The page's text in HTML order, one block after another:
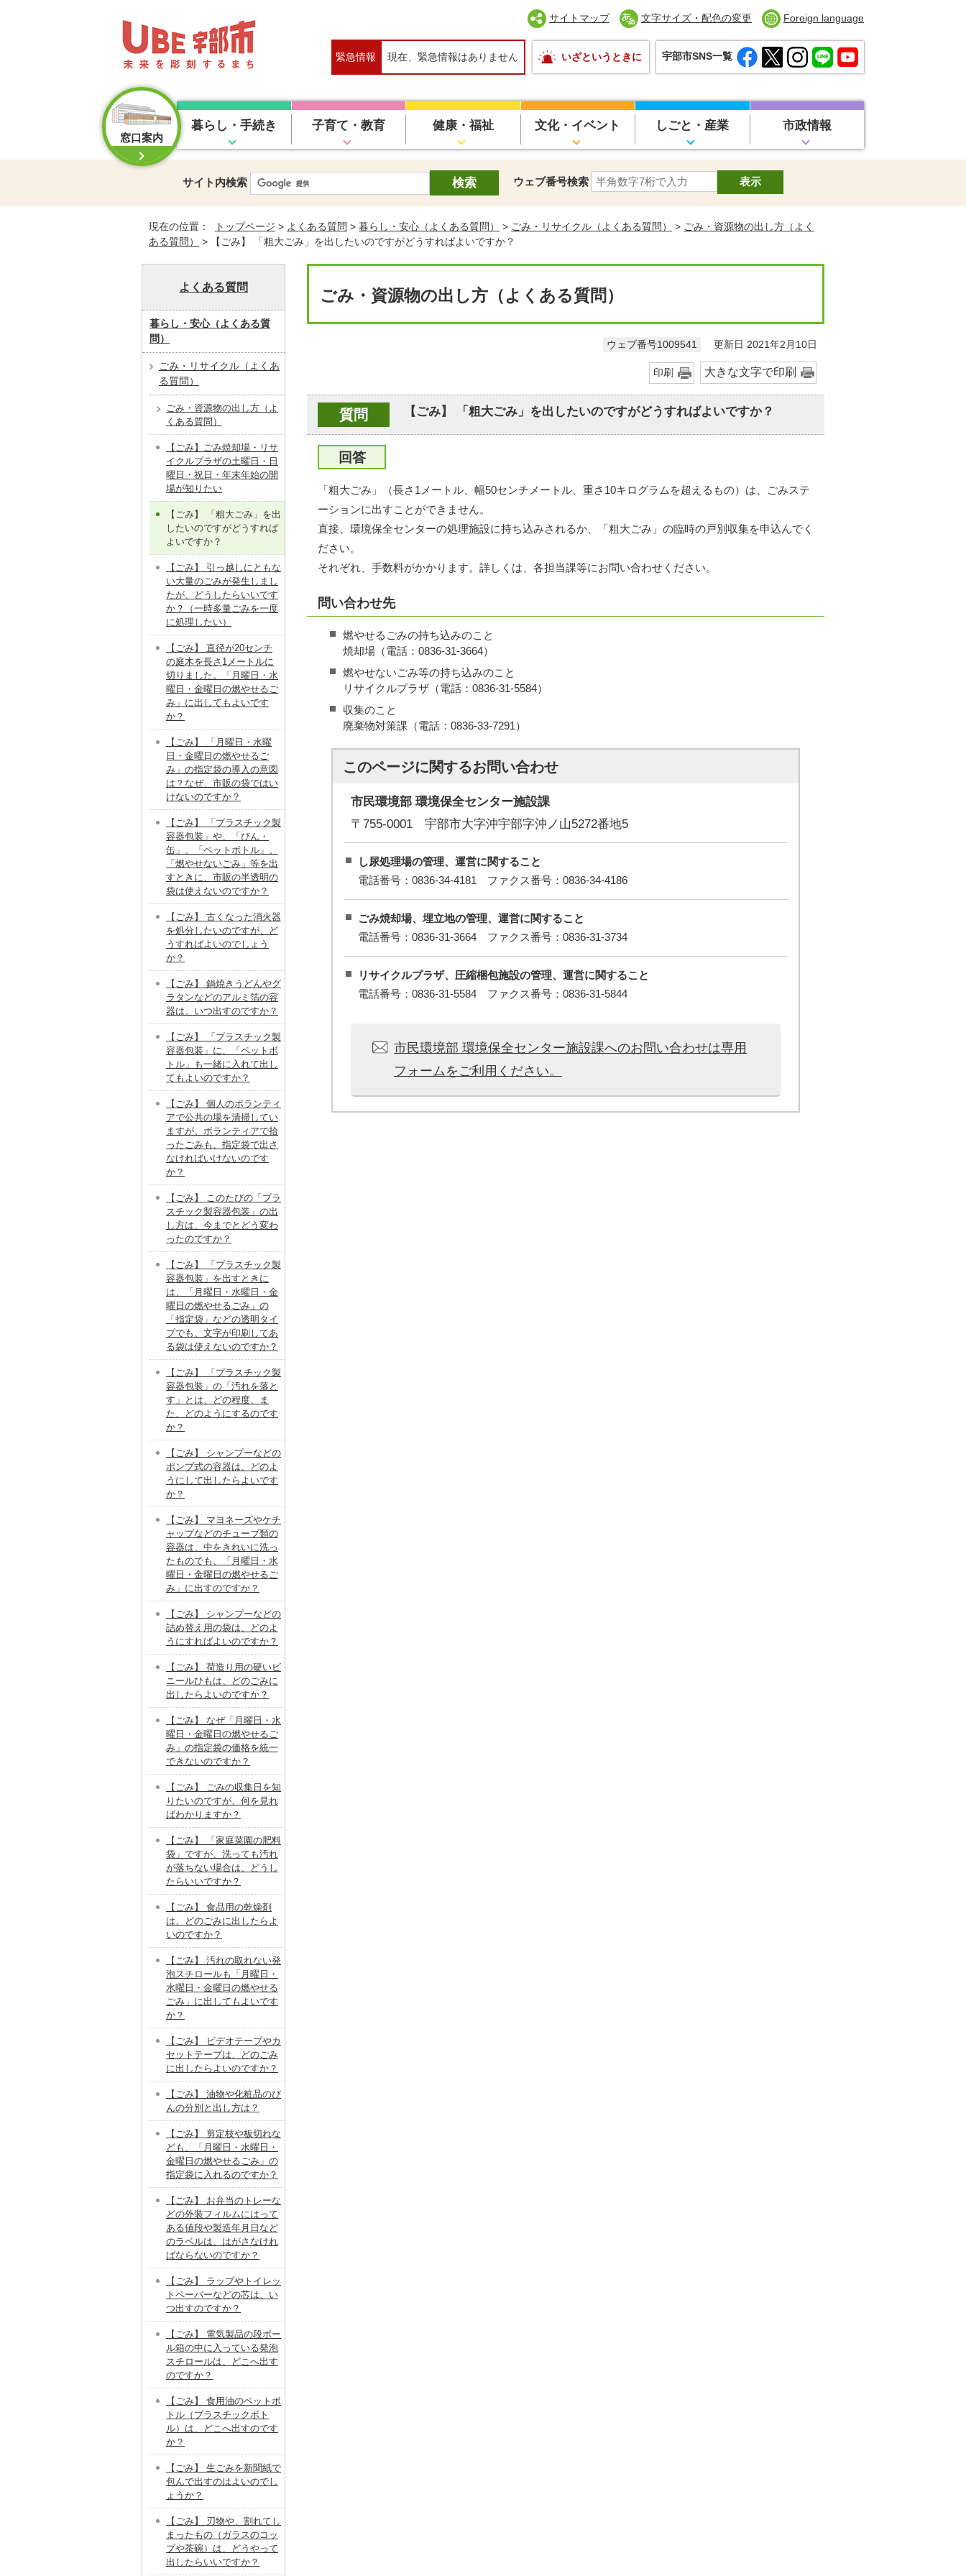
サイトマップ 文字サイズ・配色の変更 Foreign language
緊急情報 現在、緊急情報はありません いざというときに 宇部市SNS一覧
窓口案内
暮らし・手続き 子育て・教育 健康・福祉 文化・イベント しごと・産業 市政情報
サイト内検索 ウェブ番号検索
現在の位置： トップページ > よくある質問 > 暮らし・安心（よくある質問） > ごみ・リサイクル（よくある質問） > ごみ・資源物の出し方（よく
ある質問）
> 【ごみ】 「粗大ごみ」を出したいのですがどうすればよいですか？
ごみ・資源物の出し方（よくある質問）
ウェブ番号1009541 更新日 2021年2月10日
印刷 大きな文字で印刷
質問 【ごみ】 「粗大ごみ」を出したいのですがどうすればよいですか？
回答
「粗大ごみ」（長さ1メートル、幅50センチメートル、重さ10キログラムを超えるもの）は、ごみステ
ーションに出すことができません。
直接、環境保全センターの処理施設に持ち込みされるか、「粗大ごみ」の臨時の戸別収集を申込んでく
ださい。
それぞれ、手数料がかかります。詳しくは、各担当課等にお問い合わせください。
問い合わせ先
燃やせるごみの持ち込みのこと
焼却場（電話：0836-31-3664）
燃やせないごみ等の持ち込みのこと
リサイクルプラザ（電話：0836-31-5584）
収集のこと
廃棄物対策課（電話：0836-33-7291）
このページに関するお問い合わせ
市民環境部 環境保全センター施設課
〒755-0001 宇部市大字沖宇部字沖ノ山5272番地5
し尿処理場の管理、運営に関すること
電話番号：0836-34-4181 ファクス番号：0836-34-4186
ごみ焼却場、埋立地の管理、運営に関すること
電話番号：0836-31-3664 ファクス番号：0836-31-3734
リサイクルプラザ、圧縮梱包施設の管理、運営に関すること
電話番号：0836-31-5584 ファクス番号：0836-31-5844
市民環境部 環境保全センター施設課へのお問い合わせは専用
フォームをご利用ください。
よくある質問
暮らし・安心（よくある質
問）
ごみ・リサイクル（よくあ
る質問）
ごみ・資源物の出し方（よ
くある質問）
【ごみ】ごみ焼却場・リサ
イクルプラザの土曜日・日
曜日・祝日・年末年始の開
場が知りたい
【ごみ】 「粗大ごみ」を出
したいのですがどうすれば
よいですか？
【ごみ】 引っ越しにともな
い大量のごみが発生しまし
たが、どうしたらいいです
か？（一時多量ごみを一度
に処理したい）
【ごみ】 直径が20センチ
の庭木を長さ1メートルに
切りました。「月曜日・水
曜日・金曜日の燃やせるご
み」に出してもよいです
か？
【ごみ】 「月曜日・水曜
日・金曜日の燃やせるご
み」の指定袋の導入の意図
は？なぜ、市販の袋ではい
けないのですか？
【ごみ】 「プラスチック製
容器包装」や、「びん・
缶」、「ペットボトル」、
「燃やせないごみ」等を出
すときに、市販の半透明の
袋は使えないのですか？
【ごみ】 古くなった消火器
を処分したいのですが、ど
うすればよいのでしょう
か？
【ごみ】 鍋焼きうどんやグ
ラタンなどのアルミ箔の容
器は、いつ出すのですか？
【ごみ】 「プラスチック製
容器包装」に、「ペットボ
トル」も一緒に入れて出し
てもよいのですか？
【ごみ】 個人のボランティ
アで公共の場を清掃してい
ますが、ボランティアで拾
ったごみも、指定袋で出さ
なければいけないのです
か？
【ごみ】 このたびの「プラ
スチック製容器包装」の出
し方は、今までとどう変わ
ったのですか？
【ごみ】 「プラスチック製
容器包装」を出すときに
は、「月曜日・水曜日・金
曜日の燃やせるごみ」の
「指定袋」などの透明タイ
プでも、文字が印刷してあ
る袋は使えないのですか？
【ごみ】 「プラスチック製
容器包装」の「汚れを落と
す」とは、どの程度、ま
た、どのようにするのです
か？
【ごみ】 シャンプーなどの
ポンプ式の容器は、どのよ
うにして出したらよいです
か？
【ごみ】 マヨネーズやケチ
ャップなどのチューブ類の
容器は、中をきれいに洗っ
たものでも、「月曜日・水
曜日・金曜日の燃やせるご
み」に出すのですか？
【ごみ】 シャンプーなどの
詰め替え用の袋は、どのよ
うにすればよいのですか？
【ごみ】 荷造り用の硬いビ
ニールひもは、どのごみに
出したらよいのですか？
【ごみ】 なぜ「月曜日・水
曜日・金曜日の燃やせるご
み」の指定袋の価格を統一
できないのですか？
【ごみ】 ごみの収集日を知
りたいのですが、何を見れ
ばわかりますか？
【ごみ】 「家庭菜園の肥料
袋」ですが、洗っても汚れ
が落ちない場合は、どうし
たらいいですか？
【ごみ】 食品用の乾燥剤
は、どのごみに出したらよ
いのですか？
【ごみ】 汚れの取れない発
泡スチロールも「月曜日・
水曜日・金曜日の燃やせる
ごみ」に出してもよいです
か？
【ごみ】 ビデオテープやカ
セットテープは、どのごみ
に出したらよいのですか？
【ごみ】 油物や化粧品のび
んの分別と出し方は？
【ごみ】 剪定枝や板切れな
ども、「月曜日・水曜日・
金曜日の燃やせるごみ」の
指定袋に入れるのですか？
【ごみ】 お弁当のトレーな
どの外装フィルムにはって
ある値段や製造年月日など
のラベルは、はがさなけれ
ばならないのですか？
【ごみ】 ラップやトイレッ
トペーパーなどの芯は、い
つ出すのですか？
【ごみ】 電気製品の段ボー
ル箱の中に入っている発泡
スチロールは、どこへ出す
のですか？
【ごみ】 食用油のペットボ
トル（プラスチックボト
ル）は、どこへ出すのです
か？
【ごみ】 生ごみを新聞紙で
包んで出すのはよいのでし
ょうか？
【ごみ】 刃物や、割れてし
まったもの（ガラスのコッ
プや茶碗）は、どうやって
出したらいいですか？